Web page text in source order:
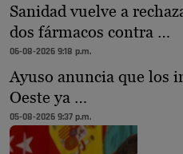
Sanidad vuelve a
dos fármacos contra …
06-08-2026 9:18 p.m.
Ayuso anuncia que los
Oeste ya …
05-08-2026 9:37 p.m.